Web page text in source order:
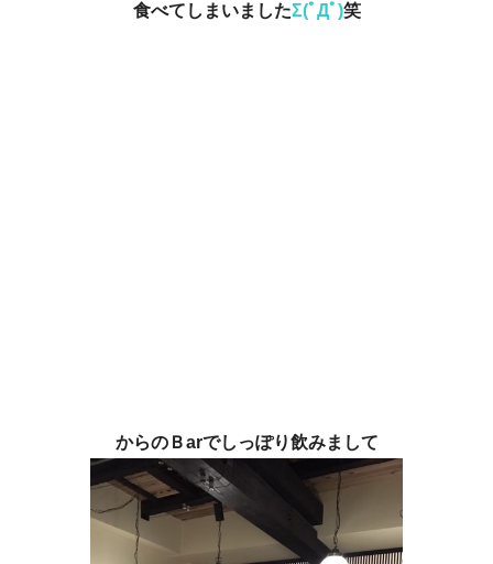
食べてしまいましたΣ(ﾟДﾟ)笑
からのＢarでしっぽり飲みまして